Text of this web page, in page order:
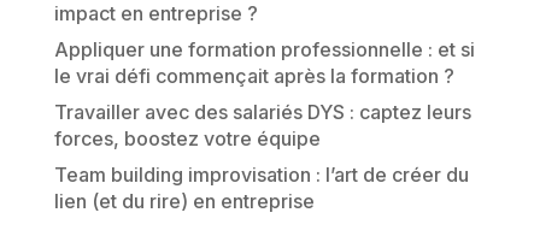
impact en entreprise ?
Appliquer une formation professionnelle : et si
le vrai défi commençait après la formation ?
Travailler avec des salariés DYS : captez leurs
forces, boostez votre équipe
Team building improvisation : l’art de créer du
lien (et du rire) en entreprise